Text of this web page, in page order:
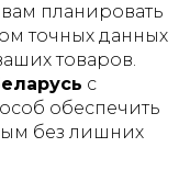
планировать
точных данных
товаров.
с
обеспечить
без лишних